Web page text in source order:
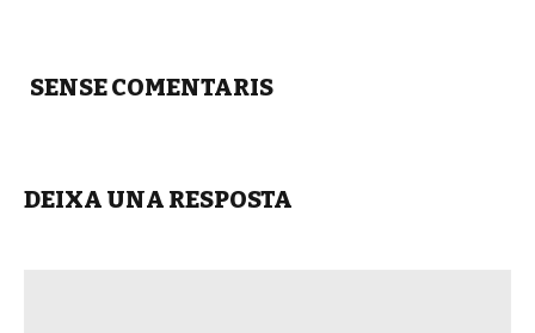
SENSE COMENTARIS
DEIXA UNA RESPOSTA